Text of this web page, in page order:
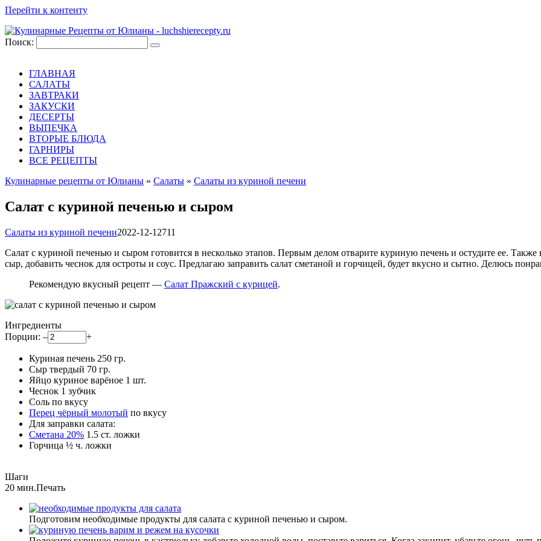
Перейти к контенту
Поиск:
ГЛАВНАЯ
САЛАТЫ
ЗАВТРАКИ
ЗАКУСКИ
ДЕСЕРТЫ
ВЫПЕЧКА
ВТОРЫЕ БЛЮДА
ГАРНИРЫ
ВСЕ РЕЦЕПТЫ
Кулинарные рецепты от Юлианы » Салаты » Салаты из куриной печени
Салат с куриной печенью и сыром
Салаты из куриной печени2022-12-12711
Салат с куриной печенью и сыром готовится в несколько этапов. Первым делом отварите куриную печень и остудите ее. Также
сыр, добавить чеснок для остроты и соус. Предлагаю заправить салат сметаной и горчицей, будет вкусно и сытно. Делюсь
Рекомендую вкусный рецепт — Салат Пражский с курицей.
Ингредиенты
Порции: – +
Куриная печень 250 гр.
Сыр твердый 70 гр.
Яйцо куриное варёное 1 шт.
Чеснок 1 зубчик
Соль по вкусу
Перец чёрный молотый по вкусу
Для заправки салата:
Сметана 20% 1.5 ст. ложки
Горчица ½ ч. ложки
Шаги
20 мин.Печать
Подготовим необходимые продукты для салата с куриной печенью и сыром.